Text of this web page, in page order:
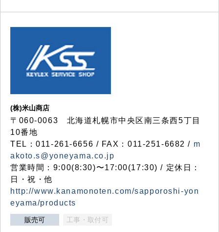
(株)米山商店
〒060-0063 北海道札幌市中央区南三条西5丁目
10番地
TEL：011-261-6656 / FAX：011-251-6682 / m
akoto.s@yoneyama.co.jp
営業時間：9:00(8:30)〜17:00(17:30) / 定休日：
日・祝・他
http://www.kanamonoten.com/sapporoshi-yon
eyama/products
販売可 工事・取付可